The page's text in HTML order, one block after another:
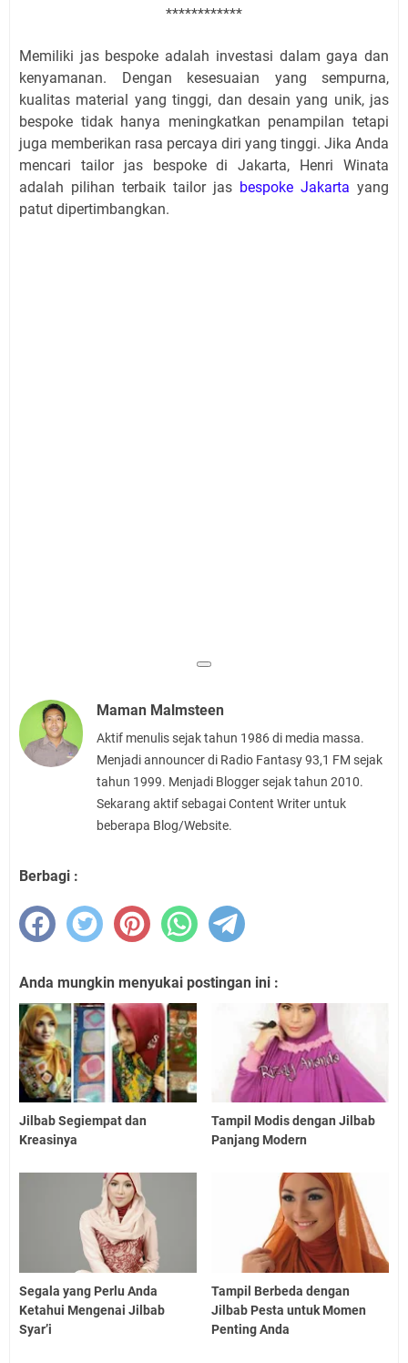
************
Memiliki jas bespoke adalah investasi dalam gaya dan
kenyamanan. Dengan kesesuaian yang sempurna,
kualitas material yang tinggi, dan desain yang unik, jas
bespoke tidak hanya meningkatkan penampilan tetapi
juga memberikan rasa percaya diri yang tinggi. Jika Anda
mencari tailor jas bespoke di Jakarta, Henri Winata
adalah pilihan terbaik tailor jas bespoke Jakarta yang
patut dipertimbangkan.
Maman Malmsteen
Aktif menulis sejak tahun 1986 di media massa.
Menjadi announcer di Radio Fantasy 93,1 FM sejak
tahun 1999. Menjadi Blogger sejak tahun 2010.
Sekarang aktif sebagai Content Writer untuk
beberapa Blog/Website.
Berbagi :
Anda mungkin menyukai postingan ini :
Jilbab Segiempat dan
Kreasinya
Tampil Modis dengan Jilbab
Panjang Modern
Segala yang Perlu Anda
Ketahui Mengenai Jilbab
Syar’i
Tampil Berbeda dengan
Jilbab Pesta untuk Momen
Penting Anda